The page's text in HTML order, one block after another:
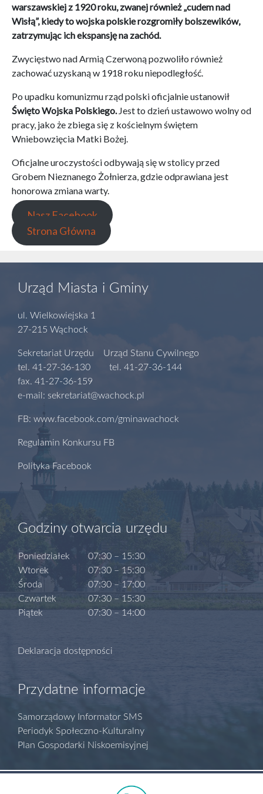
warszawskiej z 1920 roku, zwanej również „cudem nad
Wisłą”, kiedy to wojska polskie rozgromiły bolszewików,
zatrzymując ich ekspansję na zachód.
Zwycięstwo nad Armią Czerwoną pozwoliło również
zachować uzyskaną w 1918 roku niepodległość.
Po upadku komunizmu rząd polski oficjalnie ustanowił
Święto Wojska Polskiego.Jest to dzień ustawowo wolny od
pracy, jako że zbiega się z kościelnym świętem
Wniebowzięcia Matki Bożej.
Oficjalne uroczystości odbywają się w stolicy przed
Grobem Nieznanego Żołnierza, gdzie odprawiana jest
honorowa zmiana warty.
Nasz Facebook
Strona Główna
Urząd Miasta i Gminy
ul. Wielkowiejska 1
27-215 Wąchock
Sekretariat Urzędu Urząd Stanu Cywilnego
tel. 41-27-36-130 tel. 41-27-36-144
fax. 41-27-36-159
e-mail: sekretariat@wachock.pl
FB: www.facebook.com/gminawachock
Regulamin Konkursu FB
Polityka Facebook
Godziny otwarcia urzędu
Poniedziałek
Wtorek
Środa
Czwartek
Piątek
07:30 – 15:30
07:30 – 15:30
07:30 – 17:00
07:30 – 15:30
07:30 – 14:00
Deklaracja dostępności
Przydatne informacje
Samorządowy Informator SMS
Periodyk Społeczno-Kulturalny
Plan Gospodarki Niskoemisyjnej